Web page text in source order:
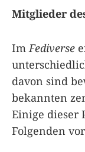
Mitglieder
Im Fediverse
davon sind
bekannten
Einige dieser
Folgenden